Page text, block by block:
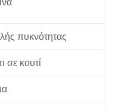
πυκνότητας
σε κουτί